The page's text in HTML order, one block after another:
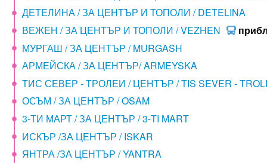
ДЕТЕЛИНА / ЗА ЦЕНТЪР И ТОПОЛИ / DETELINA
ВЕЖЕН / ЗА ЦЕНТЪР И ТОПОЛИ / VEZHEN
МУРГАШ / ЗА ЦЕНТЪР / MURGASH
АРМЕЙСКА / ЗА ЦЕНТЪР/ ARMEYSKA
ТИС СЕВЕР - ТРОЛЕИ / ЦЕНТЪР / TIS SEVER -
ОСЪМ / ЗА ЦЕНТЪР / OSAM
3-ТИ МАРТ / ЗА ЦЕНТЪР / 3-TI MART
ИСКЪР /ЗА ЦЕНТЪР / ISKAR
ЯНТРА /ЗА ЦЕНТЪР / YANTRA